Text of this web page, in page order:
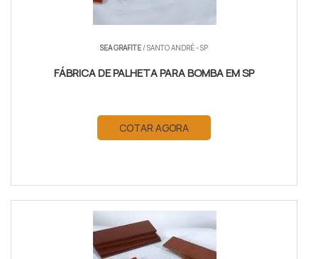
SEA GRAFITE/ SANTO ANDRÉ - SP
FÁBRICA DE PALHETA PARA BOMBA EM SP
COTAR AGORA